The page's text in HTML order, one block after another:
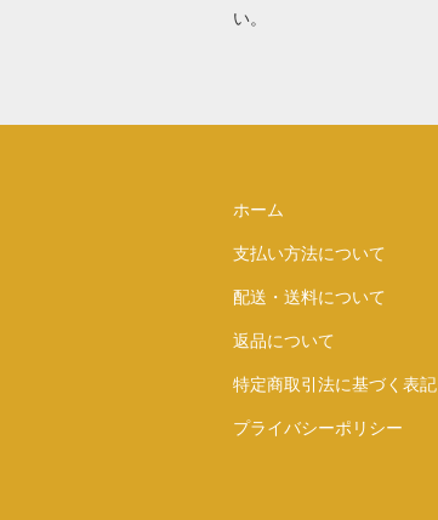
い。
ホーム
支払い方法について
配送・送料について
返品について
特定商取引法に基づく表記
プライバシーポリシー